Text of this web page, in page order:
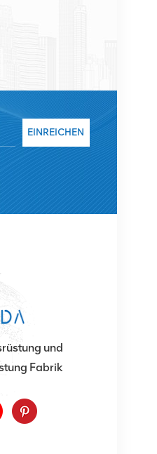
Marktanteil
Preise
EINREICHEN
und
Fabrik